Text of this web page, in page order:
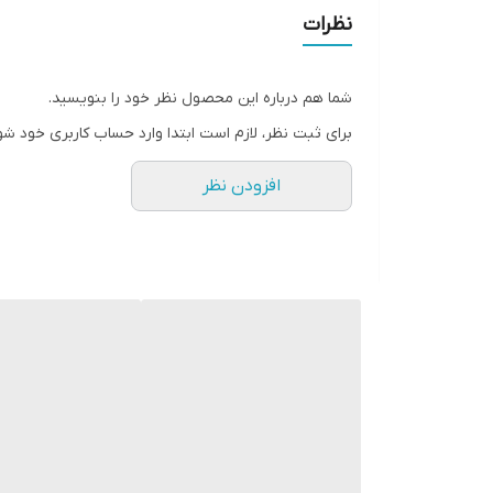
نظرات
شما هم درباره این محصول نظر خود را بنویسید.
برای ثبت نظر، لازم است ابتدا وارد حساب کاربری خود
افزودن نظر